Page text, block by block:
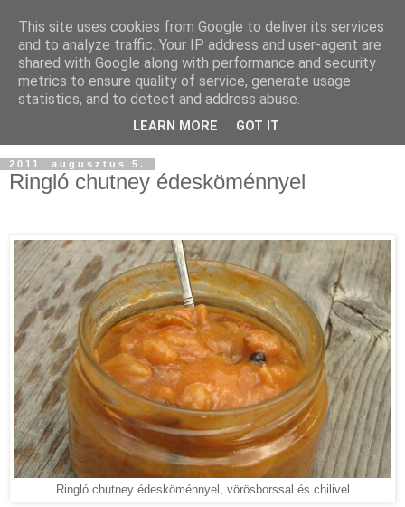
2011. augusztus 5.
Ringló chutney édesköménnyel
Ringló chutney édesköménnyel, vörösborssal és chilivel
This site uses cookies from Google to deliver its services
and to analyze traffic. Your IP address and user-agent are
shared with Google along with performance and security
metrics to ensure quality of service, generate usage
statistics, and to detect and address abuse.
LEARN MORE GOT IT